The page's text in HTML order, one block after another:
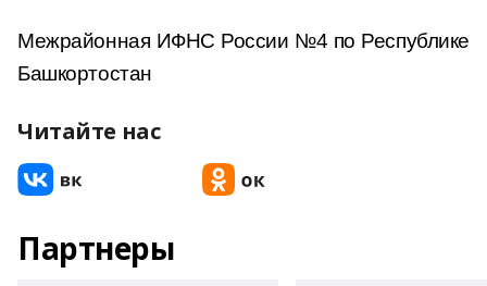
Межрайонная ИФНС России №4 по Республике
Башкортостан
Читайте нас
Партнеры